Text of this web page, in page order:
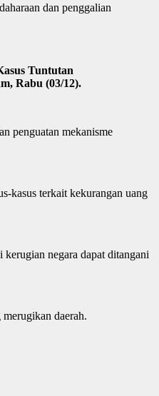
dan penggalian
Tuntutan
Rabu (03/12).
penguatan mekanisme
kasus terkait kekurangan uang
negara dapat ditangani
daerah.